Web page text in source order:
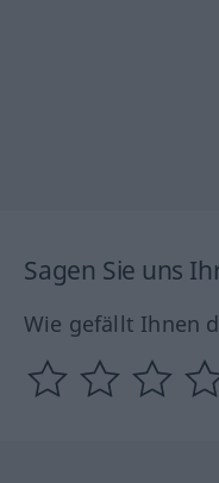
Sagen Sie uns
Wie gefällt Ihnen